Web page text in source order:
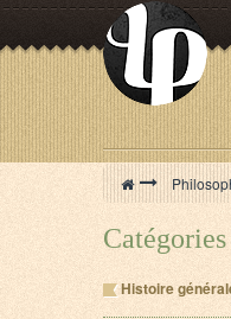
>
Catégories
Histoire